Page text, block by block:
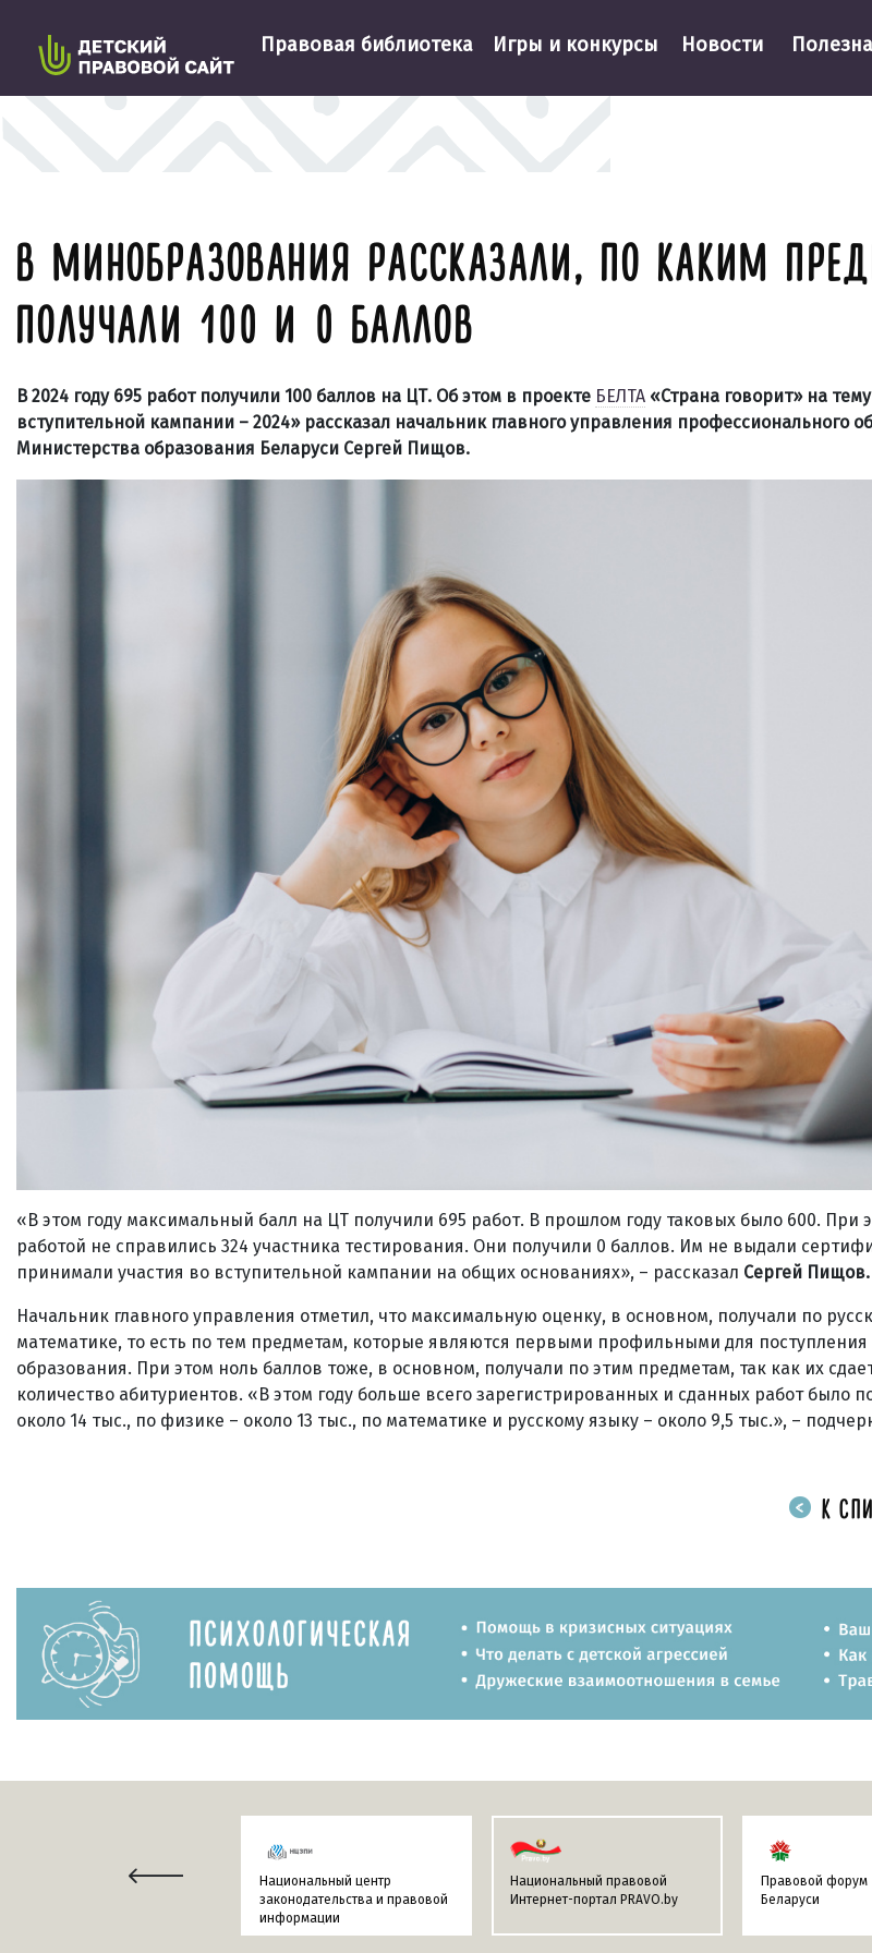
Правовая библиотека Игры и конкурсы Новости
В МИНОБРАЗОВАНИЯ РАССКАЗАЛИ, ПО КАКИМ
ПОЛУЧАЛИ 100 И 0 БАЛЛОВ
В 2024 году 695 работ получили 100 баллов на ЦТ. Об этом в проекте БЕЛТА «Страна говорит» на
вступительной кампании – 2024» рассказал начальник главного управления профессионального
Министерства образования Беларуси Сергей Пищов.
«В этом году максимальный балл на ЦТ получили 695 работ. В прошлом году таковых было 600. При
работой не справились 324 участника тестирования. Они получили 0 баллов. Им не выдали
принимали участия во вступительной кампании на общих основаниях», – рассказал Сергей Пищов.
Начальник главного управления отметил, что максимальную оценку, в основном, получали по
математике, то есть по тем предметам, которые являются первыми профильными для
образования. При этом ноль баллов тоже, в основном, получали по этим предметам, так как их
количество абитуриентов. «В этом году больше всего зарегистрированных и сданных работ было
около 14 тыс., по физике – около 13 тыс., по математике и русскому языку – около 9,5 тыс.», –
К
Национальный центр
законодательства и правовой
информации
Национальный правовой
Интернет-портал PRAVO.by
Правовой форум
Беларуси